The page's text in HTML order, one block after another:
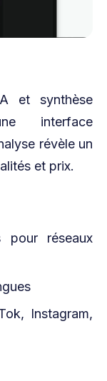
et synthèse
interface
révèle un
et prix.
pour réseaux
Instagram,